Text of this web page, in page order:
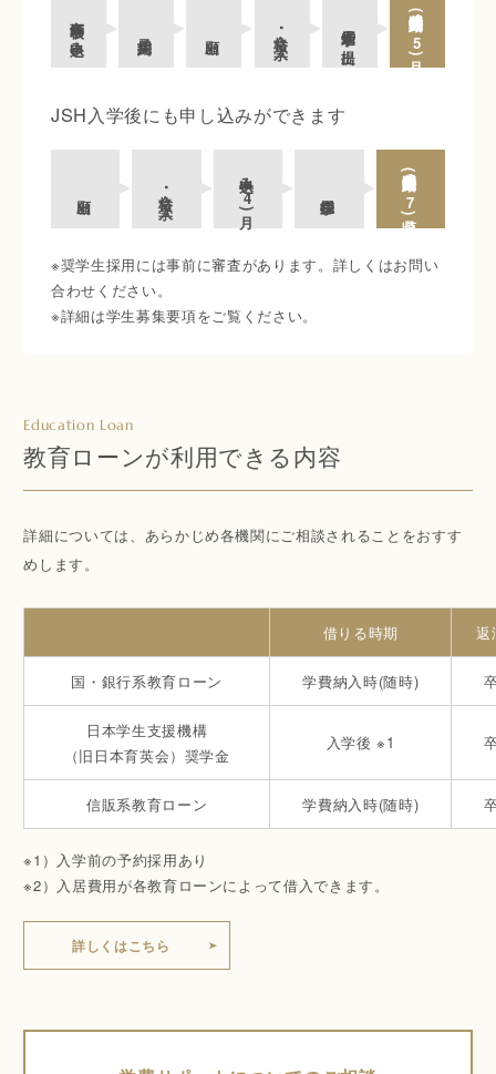
高等学校に
申込み
合格･入学 進学届の提出
(
4
･
5
月)
JSH入学後にも申し込みができます
合格･入学 申込み(
4
月)
(
6
･
7
月頃)
※奨学生採用には事前に審査があります。詳しくはお問い
合わせください。
※詳細は学生募集要項をご覧ください。
Education Loan
教育ローンが利用できる内容
詳細については、あらかじめ各機関にご相談されることをおすす
めします。
借りる時期 返
国・銀行系教育ローン 学費納入時(随時)
日本学生支援機構
（旧日本育英会）奨学金
入学後 ※1
信販系教育ローン 学費納入時(随時)
※1）入学前の予約採用あり
※2）入居費用が各教育ローンによって借入できます。
詳しくはこちら